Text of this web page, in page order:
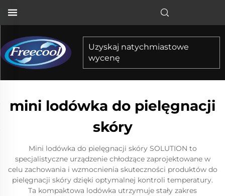
Uzyskaj natychmiastowe
wycenę
mini lodówka do pielęgnacji
skóry
Mini lodówka do pielęgnacji skóry SOLUTION to
specjalistyczne urządzenie chłodzące zaprojektowane w
celu zachowania i wzmocnienia skuteczności produktów do
pielęgnacji skóry dzięki optymalnej kontroli temperatury.
Ta kompaktowa lodówka utrzymuje stały zakres